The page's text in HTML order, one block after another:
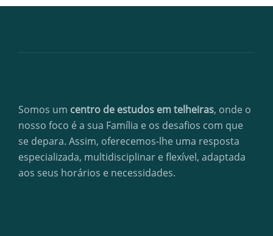
Somos um centro de estudos em telheiras, onde o
nosso foco é a sua Família e os desafios com que
se depara. Assim, oferecemos-lhe uma resposta
especializada, multidisciplinar e flexível, adaptada
aos seus horários e necessidades.